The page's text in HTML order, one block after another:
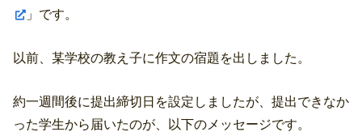
」です。
以前、某学校の教え子に作文の宿題を出しました。
約一週間後に提出締切日を設定しましたが、提出できなか
った学生から届いたのが、以下のメッセージです。